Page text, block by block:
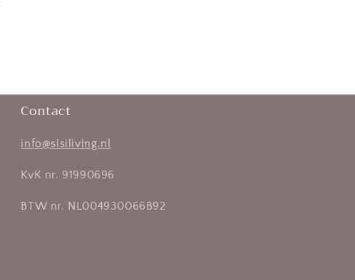
Contact
info@sisiliving.nl
KvK nr. 91990696
BTW nr. NL004930066B92